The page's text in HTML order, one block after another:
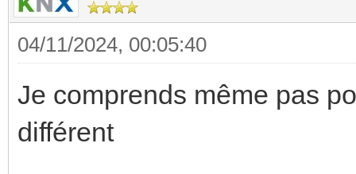
04/11/2024, 00:05:40
Je comprends même pas
différent